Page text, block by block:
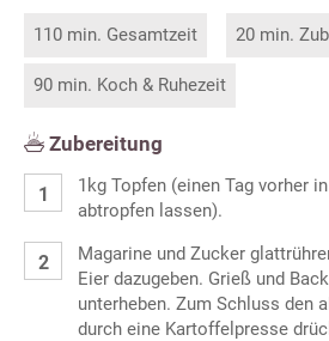
110 min. Gesamtzeit 20 min.
90 min. Koch & Ruhezeit
Zubereitung
1kg Topfen (einen Tag vorher
abtropfen lassen).
Magarine und Zucker
Eier dazugeben. Grieß und
unterheben. Zum Schluss den
durch eine Kartoffelpresse